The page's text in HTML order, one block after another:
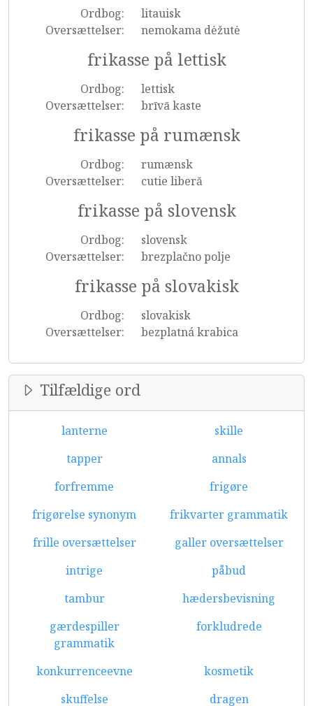
Ordbog:
litauisk
Oversættelser:
nemokama dėžutė
frikasse på lettisk
Ordbog:
lettisk
Oversættelser:
brīvā kaste
frikasse på rumænsk
Ordbog:
rumænsk
Oversættelser:
cutie liberă
frikasse på slovensk
Ordbog:
slovensk
Oversættelser:
brezplačno polje
frikasse på slovakisk
Ordbog:
slovakisk
Oversættelser:
bezplatná krabica
Tilfældige ord
lanterne
skille
tapper
annals
forfremme
frigøre
frigørelse synonym
frikvarter grammatik
frille oversættelser
galler oversættelser
intrige
påbud
tambur
hædersbevisning
gærdespiller
grammatik
forkludrede
konkurrenceevne
kosmetik
skuffelse
dragen